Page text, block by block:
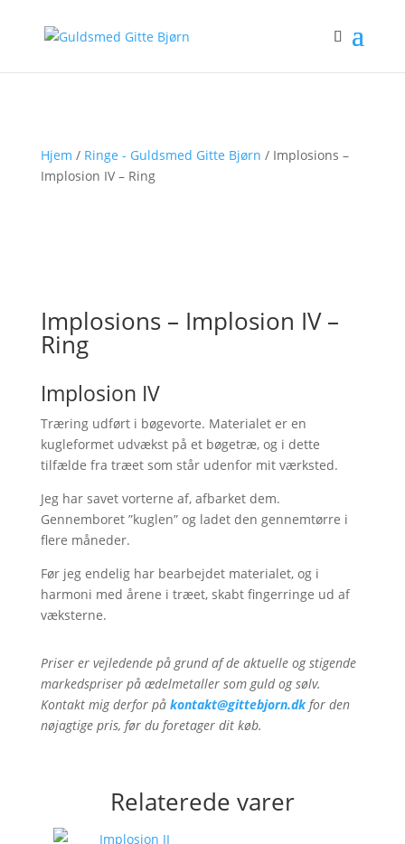
Hjem / Ringe - Guldsmed Gitte Bjørn / Implosions –
Implosion IV – Ring
Implosions – Implosion IV –
Ring
Implosion IV
Træring udført i bøgevorte. Materialet er en
kugleformet udvækst på et bøgetræ, og i dette
tilfælde fra træet som står udenfor mit værksted.
Jeg har savet vorterne af, afbarket dem.
Gennemboret ”kuglen” og ladet den gennemtørre i
flere måneder.
Før jeg endelig har bearbejdet materialet, og i
harmoni med årene i træet, skabt fingerringe ud af
væksterne.
Priser er vejledende på grund af de aktuelle og stigende
markedspriser på ædelmetaller som guld og sølv.
Kontakt mig derfor på kontakt@gittebjorn.dkfor den
nøjagtige pris, før du foretager dit køb.
Relaterede varer